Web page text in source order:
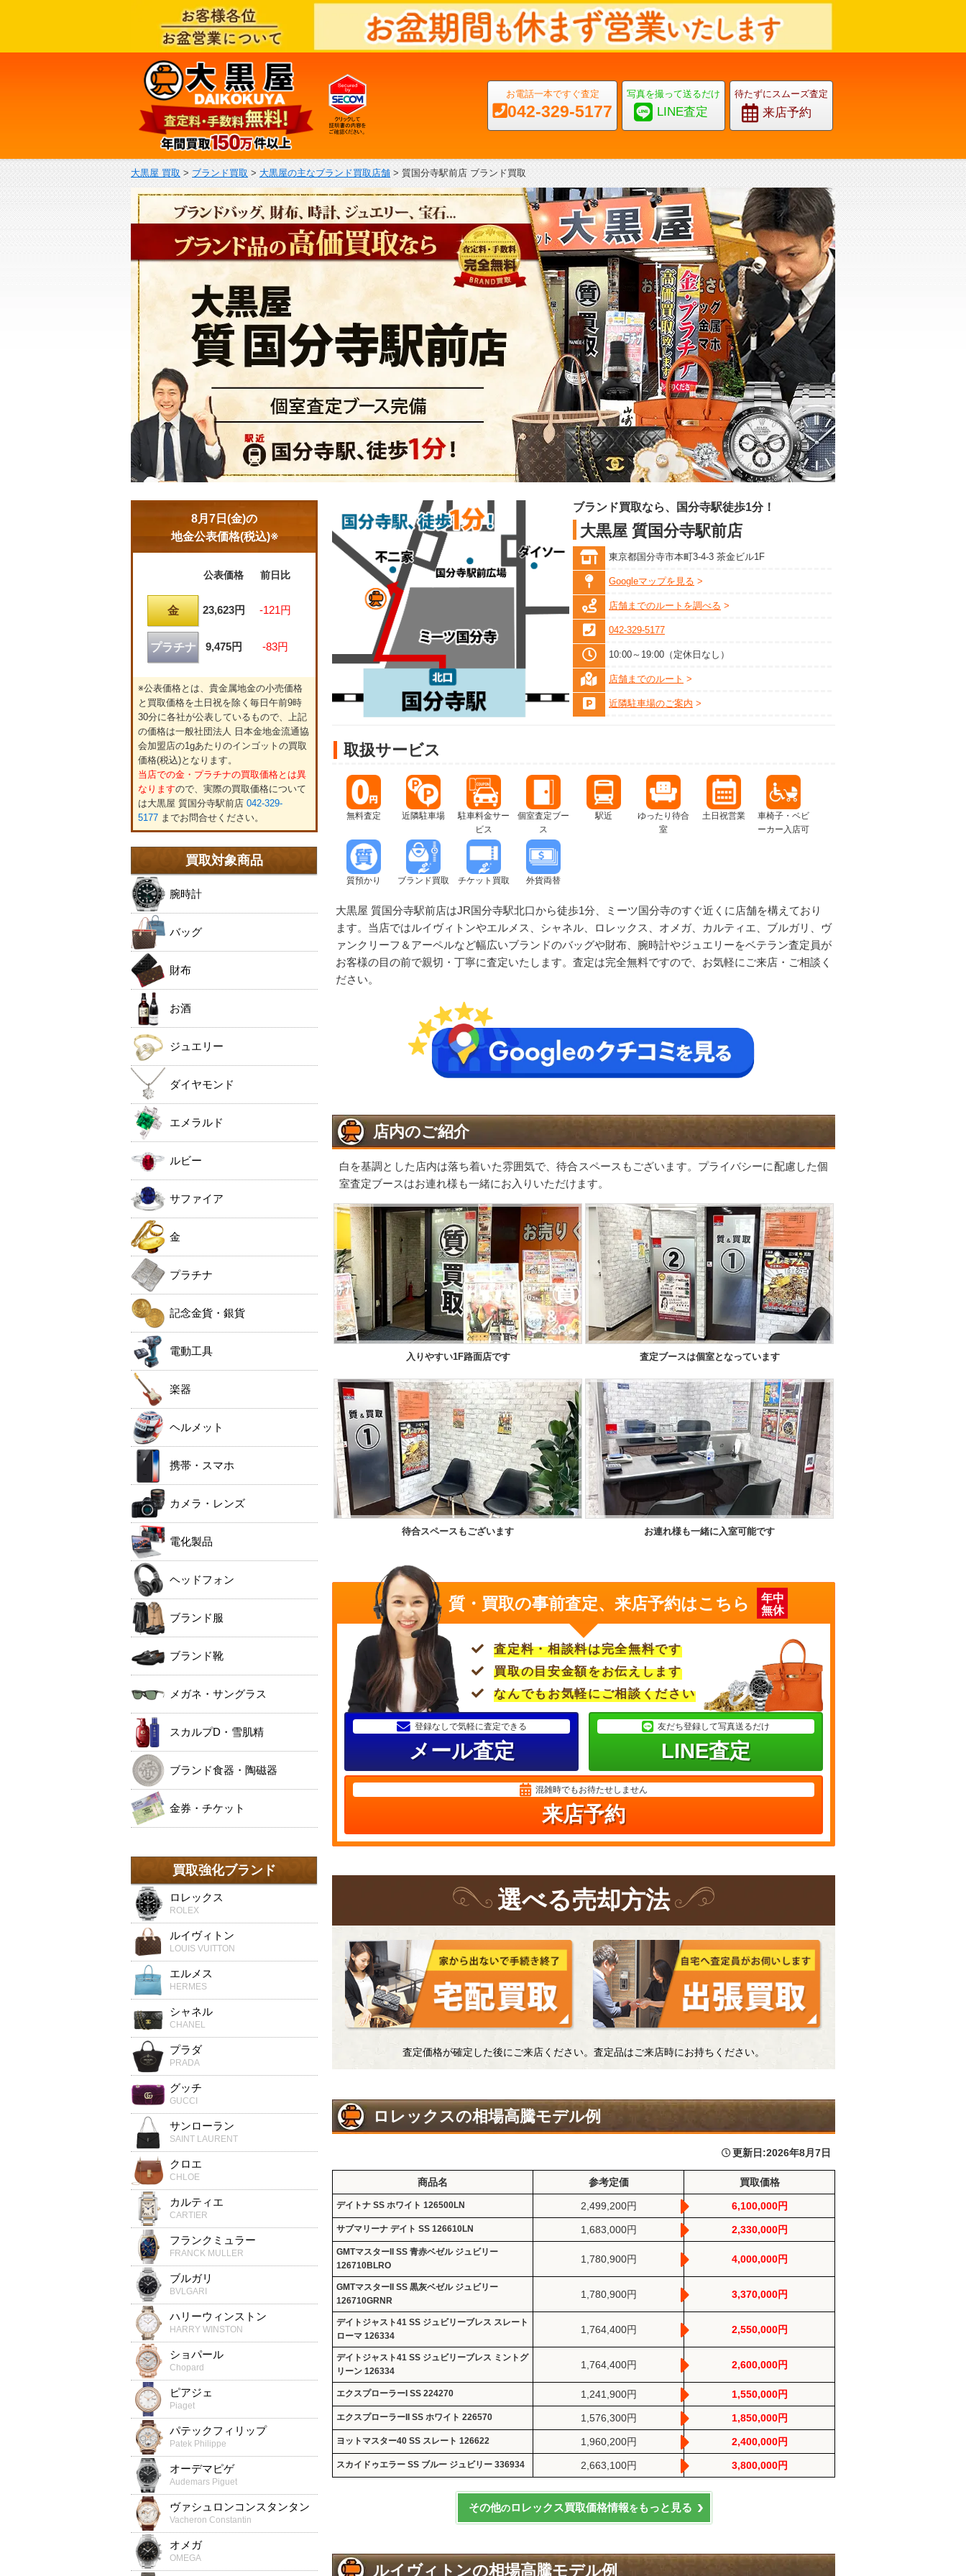
お電話一本ですぐ査定
042-329-5177
写真を撮って送るだけ
LINE査定
待たずにスムーズ査定
来店予約
大黒屋 買取 >ブランド買取> 大黒屋の主なブランド買取店舗> 質国分寺駅前店 ブランド買取
ブランド買取なら、国分寺駅徒歩1分！
大黒屋 質国分寺駅前店
東京都国分寺市本町3-4-3 茶金ビル1F
Googleマップを見る
店舗までのルートを調べる
042-329-5177
10:00～19:00（定休日なし）
店舗までのルート
近隣駐車場のご案内
取扱サービス
無料査定 近隣駐車場
駐車料金サー
ビス
個室査定ブー
ス
駅近
ゆったり待合
室
土日祝営業
車椅子・ベビ
ーカー入店可
質預かり ブランド買取 チケット買取 外貨両替
大黒屋 質国分寺駅前店はJR国分寺駅北口から徒歩1分、ミーツ国分寺のすぐ近くに店舗を構えており
ます。当店ではルイヴィトンやエルメス、シャネル、ロレックス、オメガ、カルティエ、ブルガリ、ヴ
ァンクリーフ＆アーペルなど幅広いブランドのバッグや財布、腕時計やジュエリーをベテラン査定員が
お客様の目の前で親切・丁寧に査定いたします。査定は完全無料ですので、お気軽にご来店・ご相談く
ださい。
店内のご紹介
白を基調とした店内は落ち着いた雰囲気で、待合スペースもございます。プライバシーに配慮した個
室査定ブースはお連れ様も一緒にお入りいただけます。
入りやすい1F路面店です 査定ブースは個室となっています
待合スペースもございます お連れ様も一緒に入室可能です
質・買取の事前査定、来店予約はこちら
年中
無休
査定料・相談料は完全無料です
買取の目安金額をお伝えします
なんでもお気軽にご相談ください
登録なしで気軽に査定できる
メール査定
友だち登録して写真送るだけ
LINE査定
混雑時でもお待たせしません
来店予約
選べる売却方法
査定価格が確定した後にご来店ください。査定品はご来店時にお持ちください。
ロレックスの相場高騰モデル例
更新日:2026年8月7日
商品名 参考定価 買取価格
デイトナ SS ホワイト 126500LN 2,499,200円 6,100,000円
サブマリーナ デイト SS 126610LN 1,683,000円 2,330,000円
GMTマスターII SS 青赤ベゼル ジュビリー
126710BLRO
1,780,900円 4,000,000円
GMTマスターII SS 黒灰ベゼル ジュビリー
126710GRNR
1,780,900円 3,370,000円
デイトジャスト41 SS ジュビリーブレス スレート
ローマ 126334
1,764,400円 2,550,000円
デイトジャスト41 SS ジュビリーブレス ミントグ
リーン 126334
1,764,400円 2,600,000円
エクスプローラーI SS 224270 1,241,900円 1,550,000円
エクスプローラーII SS ホワイト 226570 1,576,300円 1,850,000円
ヨットマスター40 SS スレート 126622 1,960,200円 2,400,000円
スカイドゥエラー SS ブルー ジュビリー 336934 2,663,100円 3,800,000円
その他のロレックス買取価格情報をもっと見る
ルイヴィトンの相場高騰モデル例
8月7日(金)の
地金公表価格(税込)※
公表価格 前日比
金 23,623円 -121円
プラチナ 9,475円 -83円
※公表価格とは、貴金属地金の小売価格
と買取価格を土日祝を除く毎日午前9時
30分に各社が公表しているもので、上記
の価格は一般社団法人 日本金地金流通協
会加盟店の1gあたりのインゴットの買取
価格(税込)となります。
当店での金・プラチナの買取価格とは異
なりますので、実際の買取価格について
は大黒屋 質国分寺駅前店 042-329-
5177までお問合せください。
買取対象商品
腕時計
バッグ
財布
お酒
ジュエリー
ダイヤモンド
エメラルド
ルビー
サファイア
金
プラチナ
記念金貨・銀貨
電動工具
楽器
ヘルメット
携帯・スマホ
カメラ・レンズ
電化製品
ヘッドフォン
ブランド服
ブランド靴
メガネ・サングラス
スカルプD・雪肌精
ブランド食器・陶磁器
金券・チケット
買取強化ブランド
ロレックス
ROLEX
ルイヴィトン
LOUIS VUITTON
エルメス
HERMES
シャネル
CHANEL
プラダ
PRADA
グッチ
GUCCI
サンローラン
SAINT LAURENT
クロエ
CHLOE
カルティエ
CARTIER
フランクミュラー
FRANCK MULLER
ブルガリ
BVLGARI
ハリーウィンストン
HARRY WINSTON
ショパール
Chopard
ピアジェ
Piaget
パテックフィリップ
Patek Philippe
オーデマピゲ
Audemars Piguet
ヴァシュロンコンスタンタン
Vacheron Constantin
オメガ
OMEGA